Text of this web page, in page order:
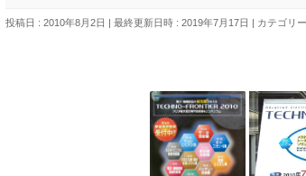
投稿日 : 2010年8月2日 最終更新日時 : 2019年7月17日 カテゴリ